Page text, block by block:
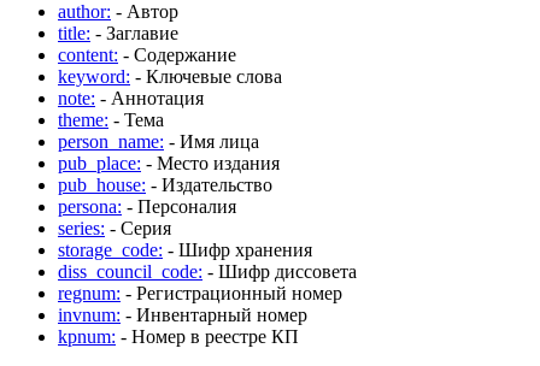
author: - Автор
title: - Заглавие
content: - Содержание
keyword: - Ключевые слова
note: - Аннотация
theme: - Тема
person_name: - Имя лица
pub_place: - Место издания
pub_house: - Издательство
persona: - Персоналия
series: - Серия
storage_code: - Шифр хранения
diss_council_code: - Шифр диссовета
regnum: - Регистрационный номер
invnum: - Инвентарный номер
kpnum: - Номер в реестре КП